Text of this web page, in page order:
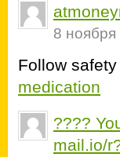
8
Follow
medication
????
mail.io/